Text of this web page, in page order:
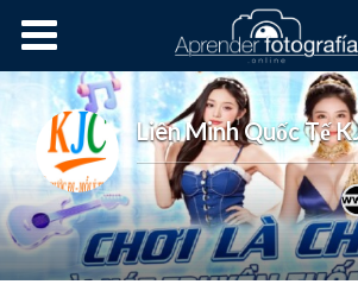
Cursos OnLine
Liên Minh Quốc Tế